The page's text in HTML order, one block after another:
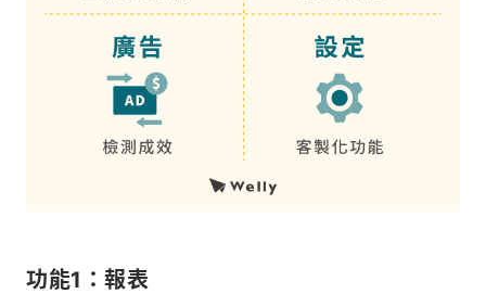
功能1：報表